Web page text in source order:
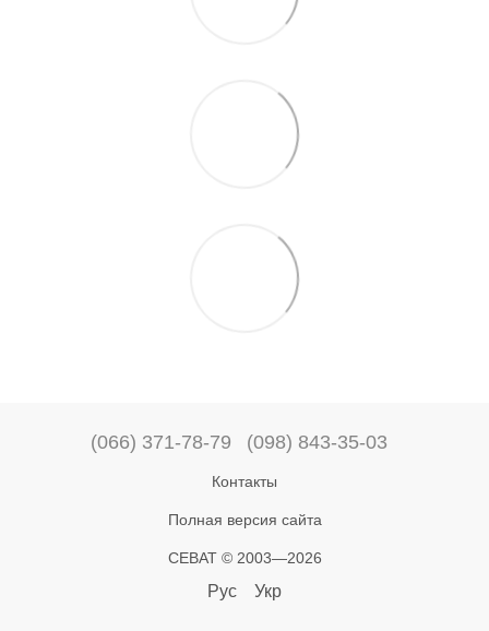
(066) 371-78-79 (098) 843-35-03
Контакты
Полная версия сайта
СЕВАТ © 2003—2026
Рус Укр